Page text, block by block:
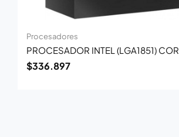
Procesadores
PROCESADOR INTEL (LGA1851) COR
$336.897